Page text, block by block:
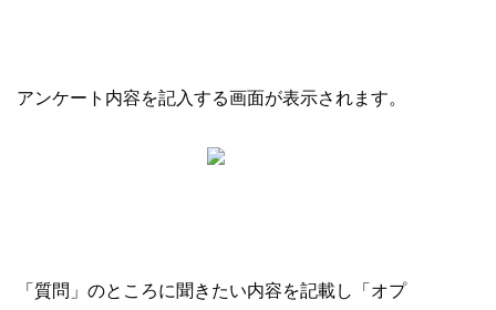
アンケート内容を記入する画面が表示されます。
「質問」のところに聞きたい内容を記載し「オプ